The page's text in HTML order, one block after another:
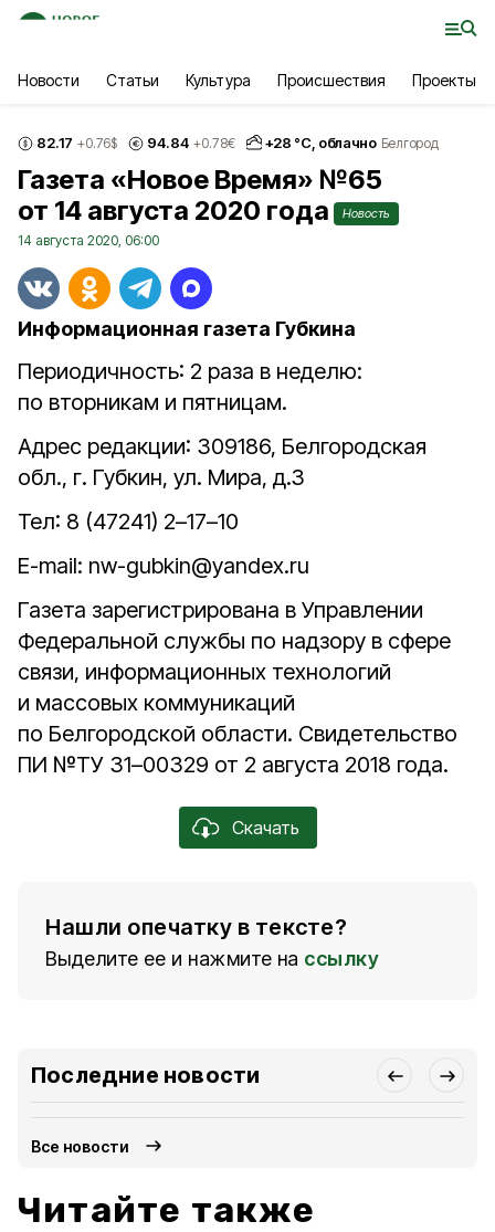
Новости Статьи Культура Происшествия Проекты
82.17 +0.76$ 94.84 +0.78€ +28 °С, облачно Белгород
Газета «Новое Время» №65
от 14 августа 2020 года
Новость
14 августа 2020, 06:00
Информационная газета Губкина
Периодичность: 2 раза в неделю:
по вторникам и пятницам.
Адрес редакции: 309186, Белгородская
обл., г. Губкин, ул. Мира, д.3
Тел: 8 (47241) 2–17–10
E-mail: nw-gubkin@yandex.ru
Газета зарегистрирована в Управлении
Федеральной службы по надзору в сфере
связи, информационных технологий
и массовых коммуникаций
по Белгородской области. Свидетельство
ПИ №ТУ 31–00329 от 2 августа 2018 года.
Скачать
Нашли опечатку в тексте?
Выделите ее и нажмите на ссылку
Последние новости
Все новости
Читайте также